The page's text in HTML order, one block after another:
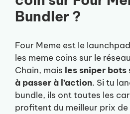
Bundler ?
Four Meme est le
les meme coins sur le
Chain, mais les sniper
à passer à l’action. Si tu
bundle, ils ont toutes les
profitent du meilleur prix